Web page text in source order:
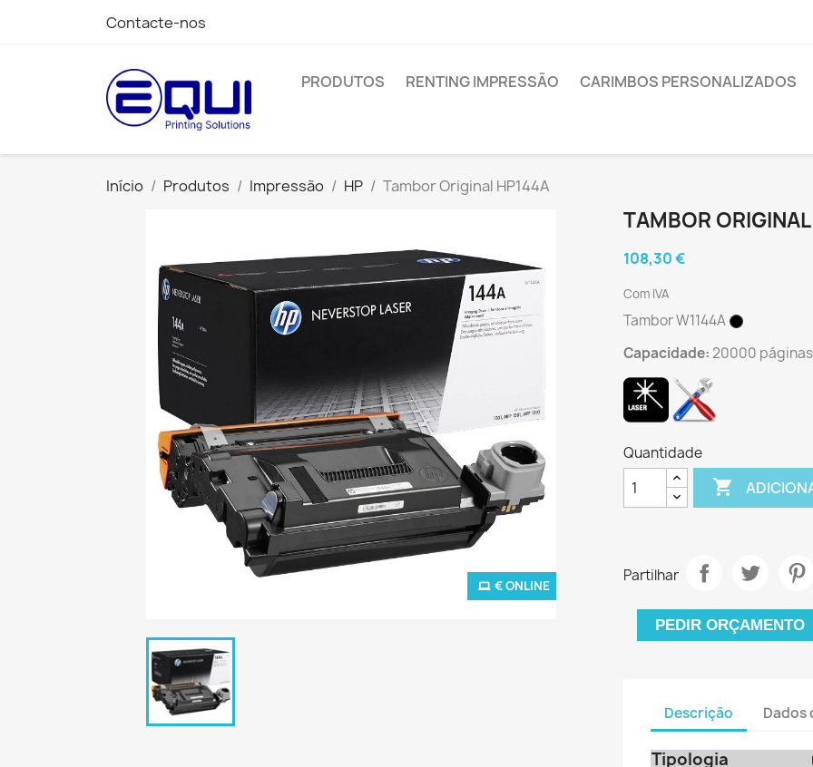
Contacte-nos
PRODUTOS RENTING IMPRESSÃO CARIMBOS PERSONALIZADOS
Início Produtos Impressão HP Tambor Original HP144A
€ ONLINE
TAMBOR
108,30 €
Com IVA
Tambor W1144A
Capacidade:20000 páginas
Quantidade

Partilhar
PEDIR ORÇAMENTO
Descrição Dados
Tipologia